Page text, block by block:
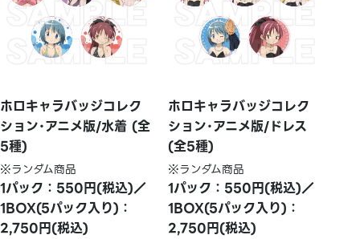
ホロキャラバッジコレク
ション･アニメ版/水着 (全
5種)
※ランダム商品
1パック：550円(税込)／
1BOX(5パック入り)：
2,750円(税込)
ホロキャラバッジコレク
ション･アニメ版/ドレス
(全5種)
※ランダム商品
1パック：550円(税込)／
1BOX(5パック入り)：
2,750円(税込)